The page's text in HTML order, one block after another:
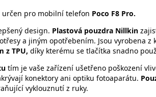
určen pro mobilní telefon Poco F8 Pro.
design. Plastová pouzdra Nillkin
a jiným opotřebením. Jsou vyrobena
z TPU, díky kterému se tlačítka snadno
tím je vaše zařízení ušetřeno poškození
konektory ani optiku fotoaparátu.
vyklouznutí z ruky.